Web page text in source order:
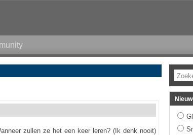
zullen ze het een keer leren? (Ik denk nooit)